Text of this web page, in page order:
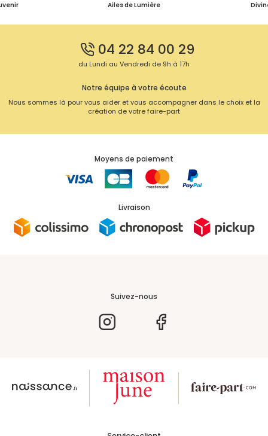
Ailes de Lumière
04 22 84 00 29
du Lundi au Vendredi de 9h à 17h
Notre équipe à votre écoute
Nous sommes là pour vous aider et vous accompagner dans le choix et la
création de votre faire-part
Moyens de paiement
Livraison
Suivez-nous